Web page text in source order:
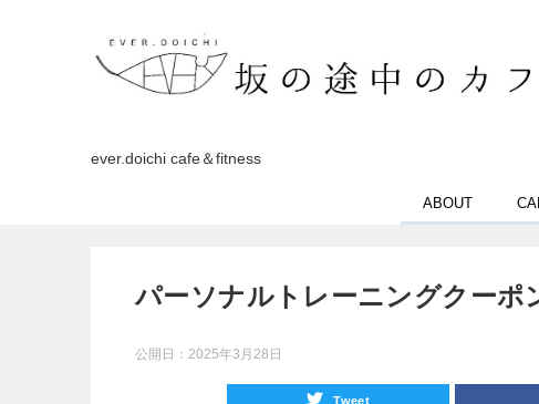
ever.doichi cafe＆fitness
ABOUT
パーソナルトレーニングクーポ
公開日： 2025年3月28日
Tweet